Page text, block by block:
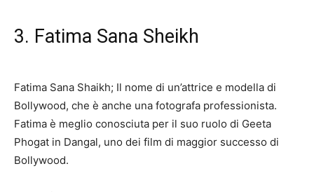
3. Fatima Sana Sheikh
Fatima Sana Shaikh; Il nome di un’attrice e modella di
Bollywood, che è anche una fotografa professionista.
Fatima è meglio conosciuta per il suo ruolo di Geeta
Phogat in Dangal, uno dei film di maggior successo di
Bollywood.